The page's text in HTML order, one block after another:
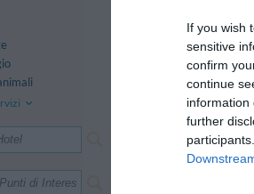
If you wish
sensitive
confirm
continue
information
further